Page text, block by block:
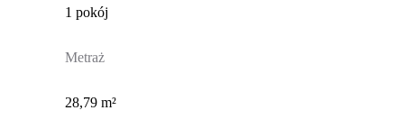
1 pokój
Metraż
28,79 m²